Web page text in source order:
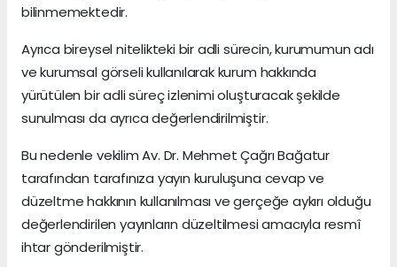
bilinmemektedir.
Ayrıca bireysel nitelikteki bir adli sürecin, kurumumun adı
ve kurumsal görseli kullanılarak kurum hakkında
yürütülen bir adli süreç izlenimi oluşturacak şekilde
sunulması da ayrıca değerlendirilmiştir.
Bu nedenle vekilim Av. Dr. Mehmet Çağrı Bağatur
tarafından tarafınıza yayın kuruluşuna cevap ve
düzeltme hakkının kullanılması ve gerçeğe aykırı olduğu
değerlendirilen yayınların düzeltilmesi amacıyla resmî
ihtar gönderilmiştir.